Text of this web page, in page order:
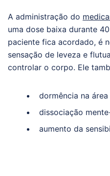
A administração do
uma dose baixa durante
paciente fica acordado, é
sensação de leveza e
controlar o corpo. Ele
dormência na
dissociação
aumento da